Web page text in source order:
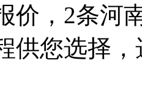
价，2条河
供您选择